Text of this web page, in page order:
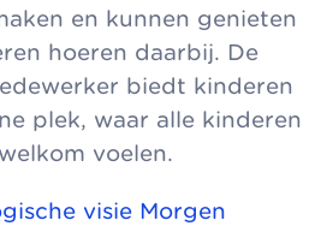
en kunnen genieten
hoeren daarbij. De
biedt kinderen
plek, waar alle kinderen
voelen.
visie Morgen